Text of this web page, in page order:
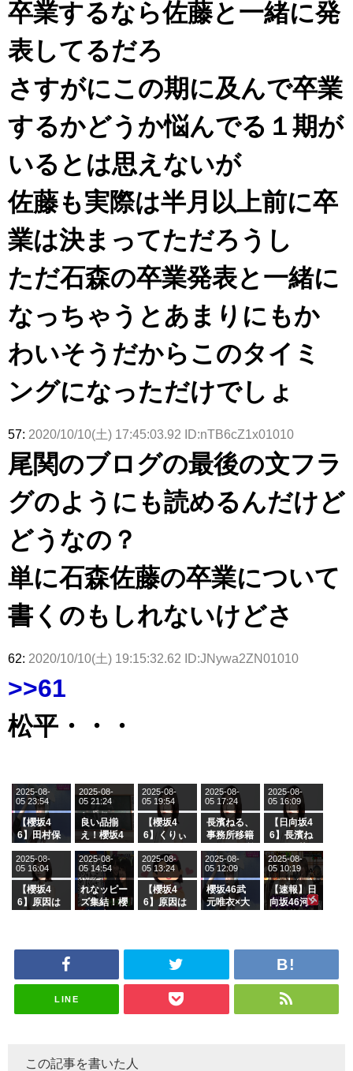
卒業するなら佐藤と一緒に発
表してるだろ
さすがにこの期に及んで卒業
するかどうか悩んでる１期が
いるとは思えないが
佐藤も実際は半月以上前に卒
業は決まってただろうし
ただ石森の卒業発表と一緒に
なっちゃうとあまりにもか
わいそうだからこのタイミ
ングになっただけでしょ
57: 2020/10/10(土) 17:45:03.92 ID:nTB6cZ1x01010
尾関のブログの最後の文フラ
グのようにも読めるんだけど
どうなの？
単に石森佐藤の卒業について
書くのもしれないけどさ
62: 2020/10/10(土) 19:15:32.62 ID:JNywa2ZN01010
>>61
松平・・・
【櫻坂4
6】田村保
ージを脱い
でいた理由
2025-08-
05 23:54
良い品揃
え！櫻坂4
グル『Mak
e or Brea
k』オフィ
シャルグッ
ズ絶賛販売
2025-08-
05 21:24
【櫻坂4
6】くりぃ
の2人を手
玉に取る大
沼晶保【く
りぃむナン
タラ】
2025-08-
05 19:54
長濱ねる、
事務所移籍
属を発表
2025-08-
05 17:24
【日向坂4
6】長濱ね
ら移籍しフ
ラーム所属
に。これで
事務所に所
属している
がこちら
2025-08-
05 16:09
【櫻坂4
6】原因は
ざわつかせ
2025-08-
05 16:04
れなッピー
ズ集結！櫻
「ラヴィッ
スタジオ出
2025-08-
05 14:54
【櫻坂4
6】原因は
ざわつかせ
2025-08-
05 13:24
櫻坂46武
元唯衣×大
さんに恐怖
ナンタラ】
2025-08-
05 12:09
【速報】日
向坂46河
2025-08-
05 10:19
LINE
この記事を書いた人